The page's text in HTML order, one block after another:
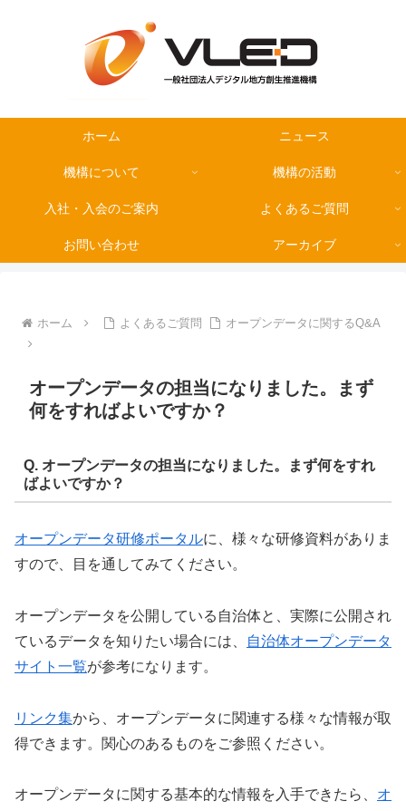
ホーム ニュース
機構について 機構の活動
入社・入会のご案内 よくあるご質問
お問い合わせ アーカイブ
ホーム よくあるご質問 オープンデータに関するQ&A
オープンデータの担当になりました。まず
何をすればよいですか？
Q. オープンデータの担当になりました。まず何をすれ
ばよいですか？
オープンデータ研修ポータルに、様々な研修資料がありま
すので、目を通してみてください。
オープンデータを公開している自治体と、実際に公開され
ているデータを知りたい場合には、
自治体オープンデータ
サイト一覧が参考になります。
リンク集から、オープンデータに関連する様々な情報が取
得できます。関心のあるものをご参照ください。
オープンデータに関する基本的な情報を入手できたら、 オ